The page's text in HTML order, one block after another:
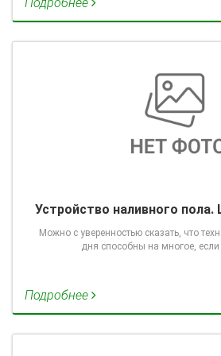
Устройство наливного пола.
Можно с уверенностью сказать, что
дня способны на многое, если
Подробнее